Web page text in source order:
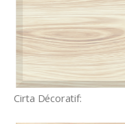
Cirta Décoratif: